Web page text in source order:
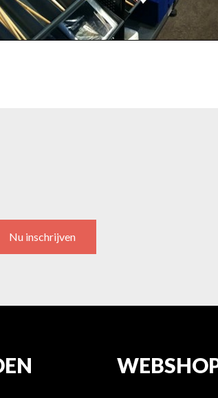
Nu inschrijven